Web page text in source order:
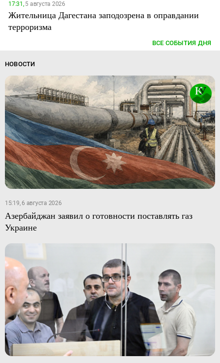
17:31,5 августа 2026
Жительница Дагестана заподозрена в оправдании
терроризма
ВСЕ СОБЫТИЯ ДНЯ
НОВОСТИ
15:19, 6 августа 2026
Азербайджан заявил о готовности поставлять газ
Украине